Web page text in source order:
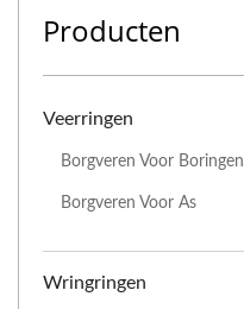
Producten
Veerringen
Borgveren Voor Boringen
Borgveren Voor As
Wringringen